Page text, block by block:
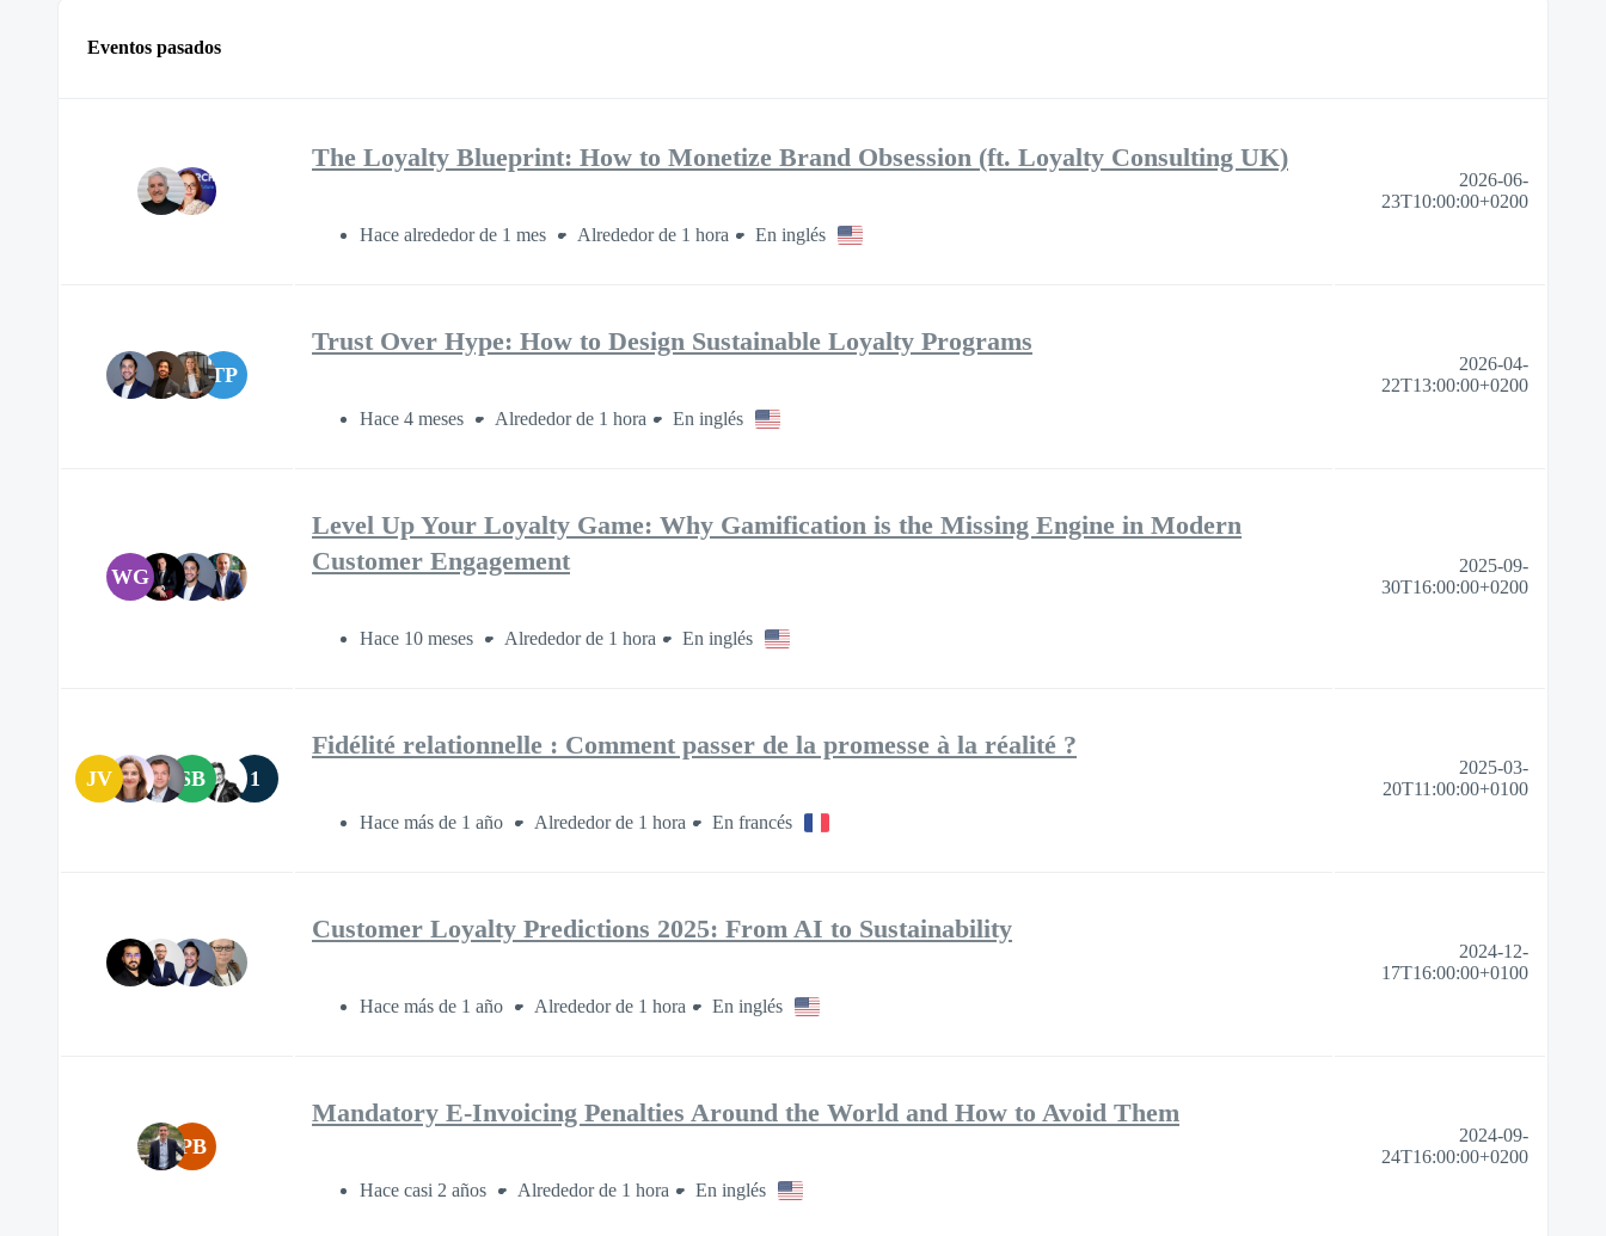
Eventos pasados
The Loyalty Blueprint: How to Monetize Brand Obsession (ft. Loyalty Consulting UK)
Hace alrededor de 1 mes Alrededor de 1 hora En inglés
2026-06-
23T10:00:00+0200
TP
Trust Over Hype: How to Design Sustainable Loyalty Programs
Hace 4 meses Alrededor de 1 hora En inglés
2026-04-
22T13:00:00+0200
WG
Level Up Your Loyalty Game: Why Gamification is the Missing Engine in Modern
Customer Engagement
Hace 10 meses Alrededor de 1 hora En inglés
2025-09-
30T16:00:00+0200
JV SB 1
Fidélité relationnelle : Comment passer de la promesse à la réalité ?​
Hace más de 1 año Alrededor de 1 hora En francés
2025-03-
20T11:00:00+0100
Customer Loyalty Predictions 2025: From AI to Sustainability
Hace más de 1 año Alrededor de 1 hora En inglés
2024-12-
17T16:00:00+0100
PB
Mandatory E-Invoicing Penalties Around the World and How to Avoid Them
Hace casi 2 años Alrededor de 1 hora En inglés
2024-09-
24T16:00:00+0200